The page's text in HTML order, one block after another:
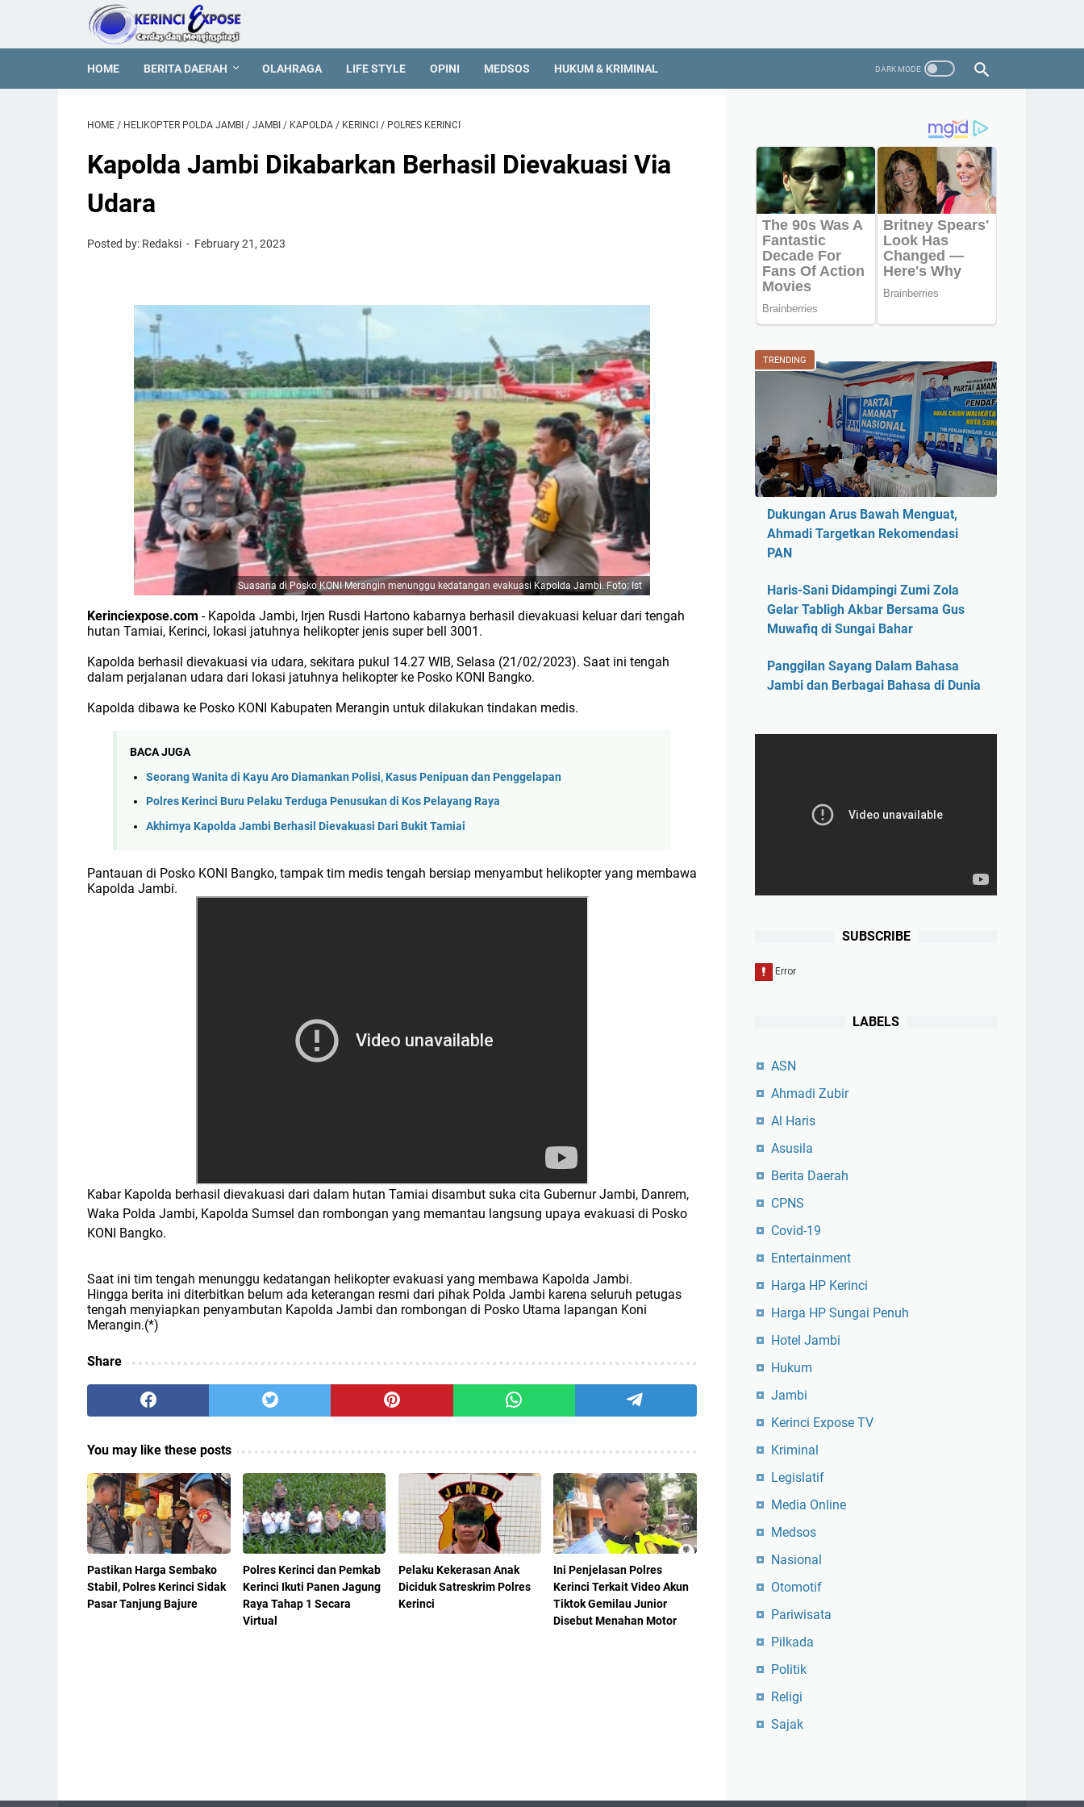
HOME BERITA DAERAH OLAHRAGA LIFE STYLE OPINI MEDSOS HUKUM & KRIMINAL
HOME / HELIKOPTER POLDA JAMBI / JAMBI / KAPOLDA / KERINCI / POLRES KERINCI
Kapolda Jambi Dikabarkan Berhasil Dievakuasi Via
Udara
Posted by: Redaksi February 21, 2023
Suasana di Posko KONI Merangin menunggu kedatangan evakuasi Kapolda Jambi. Foto: Ist
Kerinciexpose.com - Kapolda Jambi, Irjen Rusdi Hartono kabarnya berhasil dievakuasi keluar dari tengah
hutan Tamiai, Kerinci, lokasi jatuhnya helikopter jenis super bell 3001.
Kapolda berhasil dievakuasi via udara, sekitara pukul 14.27 WIB, Selasa (21/02/2023). Saat ini tengah
dalam perjalanan udara dari lokasi jatuhnya helikopter ke Posko KONI Bangko.
Kapolda dibawa ke Posko KONI Kabupaten Merangin untuk dilakukan tindakan medis.
BACA JUGA
Seorang Wanita di Kayu Aro Diamankan Polisi, Kasus Penipuan dan Penggelapan
Polres Kerinci Buru Pelaku Terduga Penusukan di Kos Pelayang Raya
Akhirnya Kapolda Jambi Berhasil Dievakuasi Dari Bukit Tamiai
Pantauan di Posko KONI Bangko, tampak tim medis tengah bersiap menyambut helikopter yang membawa
Kapolda Jambi.
Kabar Kapolda berhasil dievakuasi dari dalam hutan Tamiai disambut suka cita Gubernur Jambi, Danrem,
Waka Polda Jambi, Kapolda Sumsel dan rombongan yang memantau langsung upaya evakuasi di Posko
KONI Bangko.
Saat ini tim tengah menunggu kedatangan helikopter evakuasi yang membawa Kapolda Jambi.
Hingga berita ini diterbitkan belum ada keterangan resmi dari pihak Polda Jambi karena seluruh petugas
tengah menyiapkan penyambutan Kapolda Jambi dan rombongan di Posko Utama lapangan Koni
Merangin.(*)
Share
You may like these posts
Pastikan Harga Sembako
Stabil, Polres Kerinci Sidak
Pasar Tanjung Bajure
Polres Kerinci dan Pemkab
Kerinci Ikuti Panen Jagung
Raya Tahap 1 Secara
Virtual
Pelaku Kekerasan Anak
Diciduk Satreskrim Polres
Kerinci
Ini Penjelasan Polres
Kerinci Terkait Video Akun
Tiktok Gemilau Junior
Disebut Menahan Motor
TRENDING
Dukungan Arus Bawah Menguat,
Ahmadi Targetkan Rekomendasi
PAN
Haris-Sani Didampingi Zumi Zola
Gelar Tabligh Akbar Bersama Gus
Muwafiq di Sungai Bahar
Panggilan Sayang Dalam Bahasa
Jambi dan Berbagai Bahasa di Dunia
SUBSCRIBE
LABELS
ASN
Ahmadi Zubir
Al Haris
Asusila
Berita Daerah
CPNS
Covid-19
Entertainment
Harga HP Kerinci
Harga HP Sungai Penuh
Hotel Jambi
Hukum
Jambi
Kerinci Expose TV
Kriminal
Legislatif
Media Online
Medsos
Nasional
Otomotif
Pariwisata
Pilkada
Politik
Religi
Sajak